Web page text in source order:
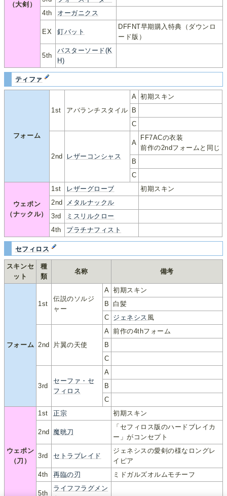
（大剣）
4th
オーガニクス
EX 釘バット
DFFNT早期購入特典（ダウンロ
ード版）
5th
バスターソード(K
H)
ティファ
フォーム
1st アバランチスタイル
A 初期スキン
B
C
2nd レザーコンシャス
A
FF7ACの衣装
前作の2ndフォームと同じ
B
C
ウェポン
（ナックル）
1st レザーグローブ
初期スキン
2nd
メタルナックル
3rd
ミスリルクロー
4th
プラチナフィスト
セフィロス
スキンセ
ット
種
類
名称 備考
フォーム
1st
伝説のソルジ
ャー
A 初期スキン
B
白髪
C ジェネシス 風
2nd 片翼の天使
A 前作の4thフォーム
B
C
3rd
セーファ・セ
フィロス
A
B
C
ウェポン
（刀）
1st 正宗 初期スキン
2nd 魔晄刀
「セフィロス版のハードブレイカ
ー」がコンセプト
3rd セトラブレイド
ジェネシスの愛剣の様なロングレ
イピア
4th
再臨の刃 ミドガルズオルムモチーフ
5th
ライフフラグメン